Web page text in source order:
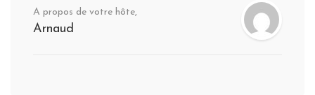
A propos de votre hôte,
Arnaud